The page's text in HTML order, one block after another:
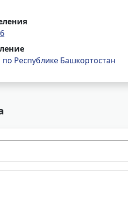
Республике Башкортостан